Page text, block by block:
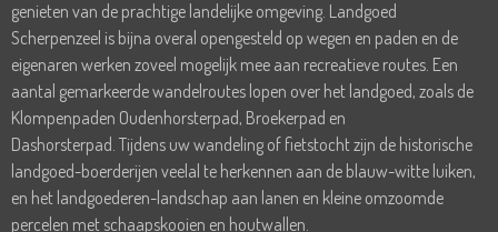
genieten van de prachtige landelijke omgeving. Landgoed
Scherpenzeel is bijna overal opengesteld op wegen en paden en de
eigenaren werken zoveel mogelijk mee aan recreatieve routes. Een
aantal gemarkeerde wandelroutes lopen over het landgoed, zoals de
Klompenpaden Oudenhorsterpad, Broekerpad en
Dashorsterpad. Tijdens uw wandeling of fietstocht zijn de historische
landgoed-boerderijen veelal te herkennen aan de blauw-witte luiken,
en het landgoederen-landschap aan lanen en kleine omzoomde
percelen met schaapskooien en houtwallen.